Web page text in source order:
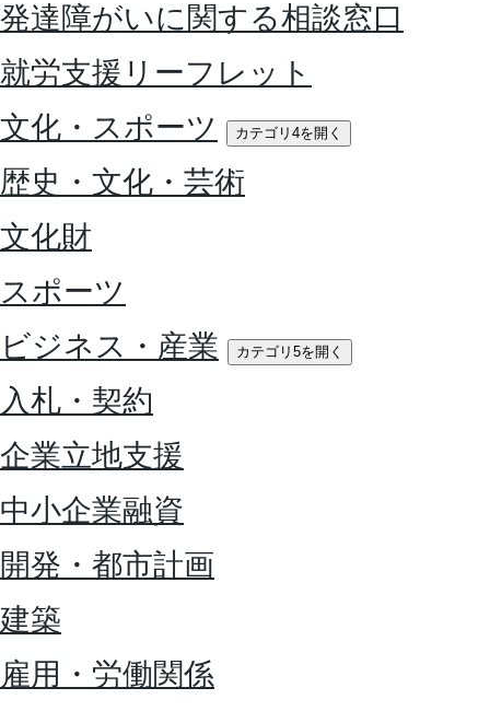
発達障がいに関する相談窓口
就労支援リーフレット
文化・スポーツ
カテゴリ4を開く
歴史・文化・芸術
文化財
スポーツ
ビジネス・産業
カテゴリ5を開く
入札・契約
企業立地支援
中小企業融資
開発・都市計画
建築
雇用・労働関係